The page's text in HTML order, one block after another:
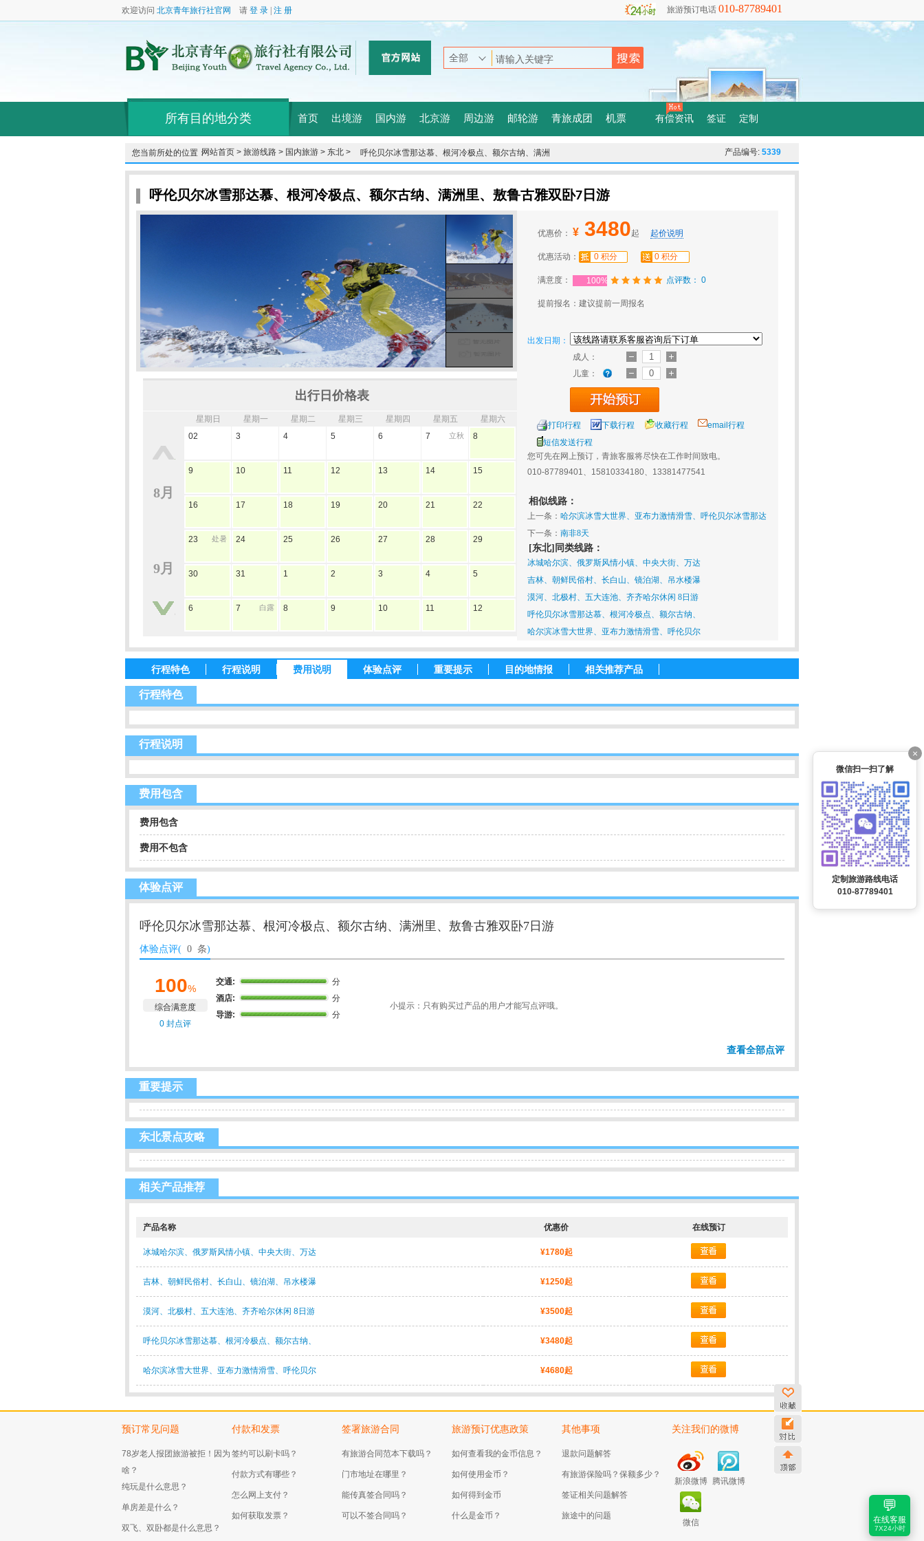
欢迎访问 北京青年旅行社官网 请 登 录 注 册 旅游预订电话 010-87789401
所有目的地分类 首页 出境游 国内游 北京游 周边游 邮轮游 青旅成团 机票 有偿资讯 签证 定制
您当前所处的位置：网站首页 > 旅游线路 > 国内旅游 > 东北 >
呼伦贝尔冰雪那达慕、根河冷极点、额尔古纳、满洲
里、敖鲁古雅双卧7日游
产品编号: 5339
呼伦贝尔冰雪那达慕、根河冷极点、额尔古纳、满洲里、敖鲁古雅双卧7日游
出行日价格表
8月
9月
星期日 星期一 星期二 星期三 星期四 星期五
星期六
02
3 4 5 6 7 立秋 8
9 10 11 12 13 14 15
16 17 18 19 20 21 22
23 处暑 24 25 26 27 28 29
30 31 1 2 3 4 5
6 7 白露 8 9 10 11 12
优惠价： ¥ 3480起 起价说明
优惠活动： 0 积分 0 积分
满意度： 100% 点评数： 0
提前报名：建议提前一周报名
出发日期：
成人：
儿童：
打印行程 下载行程 收藏行程
email行程
短信发送行程
您可先在网上预订，青旅客服将尽快在工作时间致电。
010-87789401、15810334180、13381477541
相似线路：
上一条： 哈尔滨冰雪大世界、亚布力激情滑雪、呼伦贝尔冰雪那达
慕、 根河冷极点、额尔古纳、满洲里、双动双卧8日游
下一条： 南非8天
[东北]同类线路：
冰城哈尔滨、俄罗斯风情小镇、中央大街、万达
吉林、朝鲜民俗村、长白山、镜泊湖、吊水楼瀑
漠河、北极村、五大连池、齐齐哈尔休闲 8日游
呼伦贝尔冰雪那达慕、根河冷极点、额尔古纳、
哈尔滨冰雪大世界、亚布力激情滑雪、呼伦贝尔
行程特色 行程说明 费用说明 体验点评 重要提示 目的地情报 相关推荐产品
行程特色
行程说明
费用包含
费用包含
费用不包含
体验点评
呼伦贝尔冰雪那达慕、根河冷极点、额尔古纳、满洲里、敖鲁古雅双卧7日游
体验点评( 0 条)
100%
综合满意度
0 封点评
交通:
分
酒店:
分
导游:
分
小提示：只有购买过产品的用户才能写点评哦。
查看全部点评
重要提示
东北景点攻略
相关产品推荐
产品名称 优惠价 在线预订
冰城哈尔滨、俄罗斯风情小镇、中央大街、万达 ¥1780起
吉林、朝鲜民俗村、长白山、镜泊湖、吊水楼瀑 ¥1250起
漠河、北极村、五大连池、齐齐哈尔休闲 8日游 ¥3500起
呼伦贝尔冰雪那达慕、根河冷极点、额尔古纳、 ¥3480起
哈尔滨冰雪大世界、亚布力激情滑雪、呼伦贝尔 ¥4680起
预订常见问题
78岁老人报团旅游被拒！因为
啥？
纯玩是什么意思？
单房差是什么？
双飞、双卧都是什么意思？
付款和发票
签约可以刷卡吗？
付款方式有哪些？
怎么网上支付？
如何获取发票？
签署旅游合同
有旅游合同范本下载吗？
门市地址在哪里？
能传真签合同吗？
可以不签合同吗？
旅游预订优惠政策
如何查看我的金币信息？
如何使用金币？
如何得到金币
什么是金币？
其他事项
退款问题解答
有旅游保险吗？保额多少？
签证相关问题解答
旅途中的问题
关注我们的微博
新浪微博 腾讯微博
微信
×
微信扫一扫了解
定制旅游路线电话
010-87789401
💬
在线客服
7X24小时